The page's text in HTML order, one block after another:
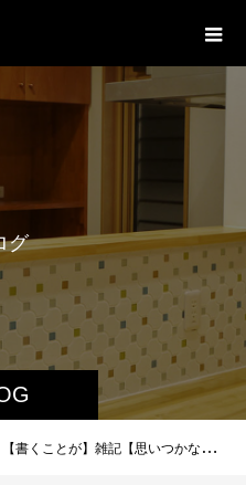
グ
【書くことが】雑記【思いつかなかった】